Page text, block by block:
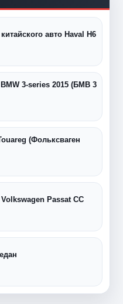
авто Haval H6
3-series 2015 (БМВ 3
(Фольксваген
Passat CC